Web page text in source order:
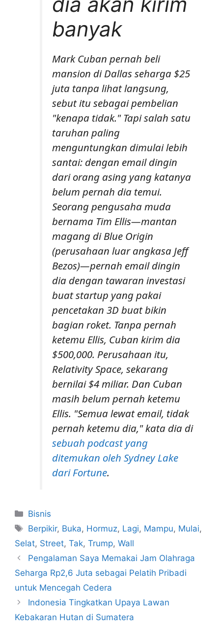
banyak
Mark Cuban pernah beli
mansion di Dallas seharga $25
juta tanpa lihat langsung,
sebut itu sebagai pembelian
"kenapa tidak." Tapi salah satu
taruhan paling
menguntungkan dimulai lebih
santai: dengan email dingin
dari orang asing yang katanya
belum pernah dia temui.
Seorang pengusaha muda
bernama Tim Ellis—mantan
magang di Blue Origin
(perusahaan luar angkasa Jeff
Bezos)—pernah email dingin
dia dengan tawaran investasi
buat startup yang pakai
pencetakan 3D buat bikin
bagian roket. Tanpa pernah
ketemu Ellis, Cuban kirim dia
$500,000. Perusahaan itu,
Relativity Space, sekarang
bernilai $4 miliar. Dan Cuban
masih belum pernah ketemu
Ellis. "Semua lewat email, tidak
pernah ketemu dia," kata dia di
sebuah podcast yang
ditemukan oleh Sydney Lake
dari Fortune.
Kategori
Bisnis
Tag
Berpikir, Buka, Hormuz, Lagi, Mampu, Mulai,
Selat, Street, Tak, Trump, Wall
Pengalaman Saya Memakai Jam Olahraga
Seharga Rp2,6 Juta sebagai Pelatih Pribadi
untuk Mencegah Cedera
Indonesia Tingkatkan Upaya Lawan
Kebakaran Hutan di Sumatera